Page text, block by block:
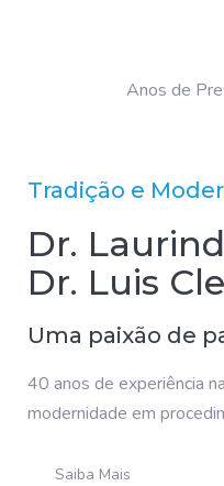
Anos de
Tradição e
Dr.
Dr. Luis
Uma paixão de
40 anos de experiência
modernidade em
Saiba Mais